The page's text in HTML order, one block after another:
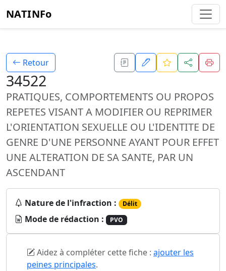
NATINFo
Retour
34522
PRATIQUES, COMPORTEMENTS OU PROPOS
REPETES VISANT A MODIFIER OU REPRIMER
L'ORIENTATION SEXUELLE OU L'IDENTITE DE
GENRE D'UNE PERSONNE AYANT POUR EFFET
UNE ALTERATION DE SA SANTE, PAR UN
ASCENDANT
Nature de l'infraction : Délit
Mode de rédaction : PVO
Aidez à compléter cette fiche : ajouter les
peines principales.